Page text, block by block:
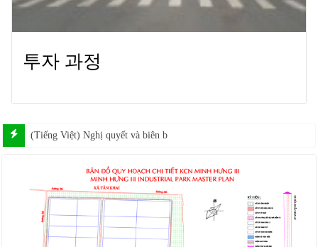
투자 과정
(Tiếng Việt) Nghị quyết và biên bản họp Đại Hội Đồng Cổ Đông th